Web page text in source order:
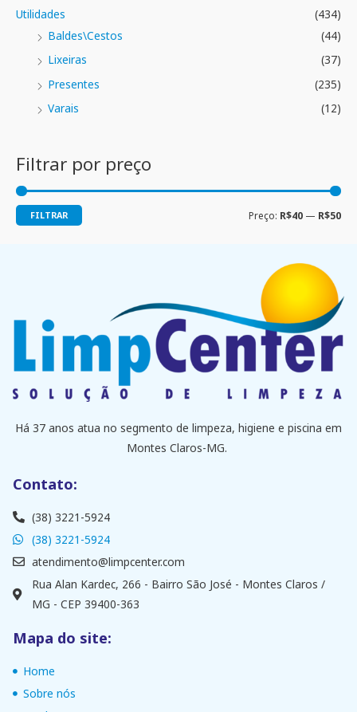
Utilidades
(434)
Baldes\Cestos
(44)
Lixeiras
(37)
Presentes
(235)
Varais
(12)
Filtrar por preço
FILTRAR Preço: R$40 — R$50
Há 37 anos atua no segmento de limpeza, higiene e piscina em
Montes Claros-MG.
Contato:
(38) 3221-5924
(38) 3221-5924
atendimento@limpcenter.com
Rua Alan Kardec, 266 - Bairro São José - Montes Claros /
MG - CEP 39400-363
Mapa do site:
Home
Sobre nós